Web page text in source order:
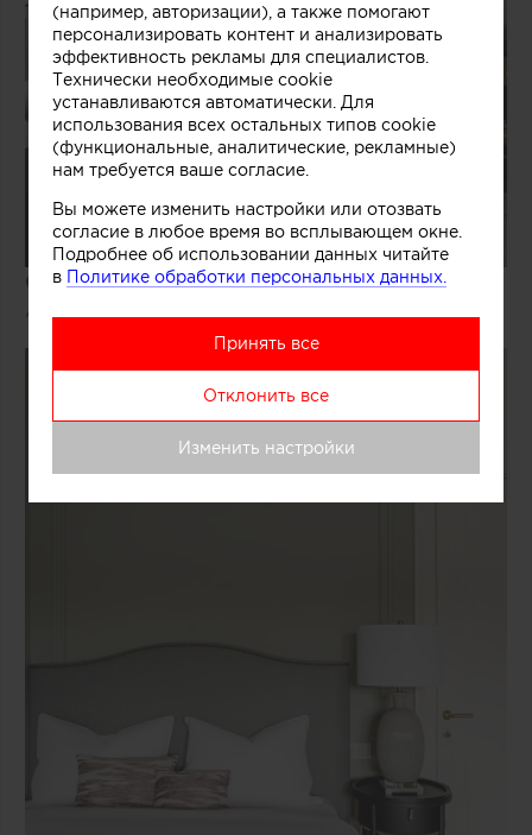
Спальня:мебель на заказ, постельное бельё —
Atelier Tati.
(например, авторизации), а также помогают
персонализировать контент и анализировать
эффективность рекламы для специалистов.
Технически необходимые cookie
устанавливаются автоматически. Для
использования всех остальных типов cookie
(функциональные, аналитические, рекламные)
нам требуется ваше согласие.
Вы можете изменить настройки или отозвать
согласие в любое время во всплывающем окне.
Подробнее об использовании данных читайте
в Политике обработки персональных данных.
Принять все
Отклонить все
Изменить настройки